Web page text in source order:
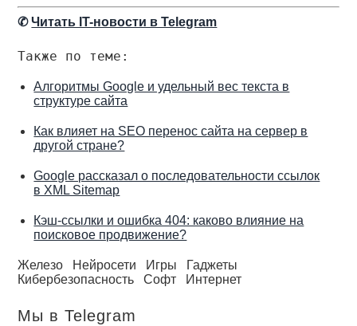
✆Читать IT-новости в Telegram
Также по теме:
Алгоритмы Google и удельный вес текста в
структуре сайта
Как влияет на SEO перенос сайта на сервер в
другой стране?
Google рассказал о последовательности ссылок
в XML Sitemap
Кэш-ссылки и ошибка 404: каково влияние на
поисковое продвижение?
Железо Нейросети Игры
Гаджеты
Кибербезопасность
Софт Интернет
Мы в Telegram